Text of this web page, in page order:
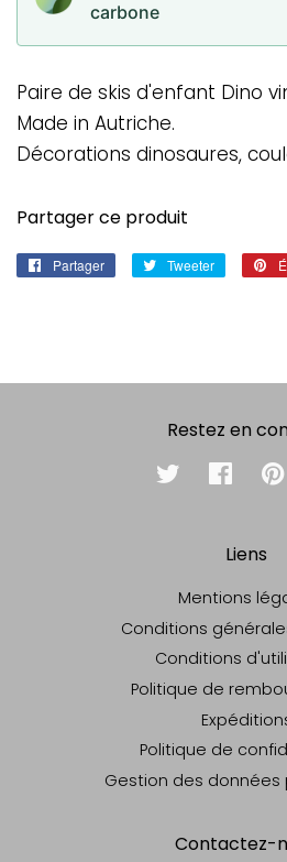
carbone
Paire de skis d'enfant Dino
Made in Autriche.
Décorations dinosaures,
Partager ce produit
Partager
Partager Tweeter
Tweeter
Restez en
Twitter
Liens
Mentions
Conditions
Conditions
Politique de
Politique de
Gestion des données
Contactez-